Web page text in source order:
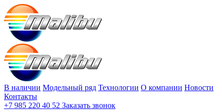
В наличии Модельный ряд Технологии О компании Новости
Контакты
+7 985 220 40 52 Заказать звонок